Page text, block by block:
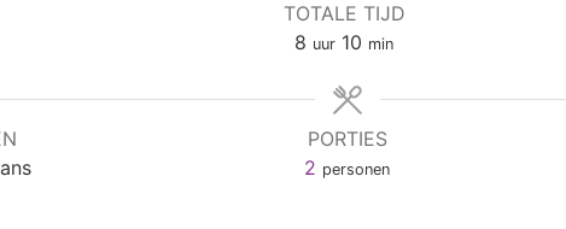
TOTALE TIJD
8 uur 10 min
PORTIES
2 personen